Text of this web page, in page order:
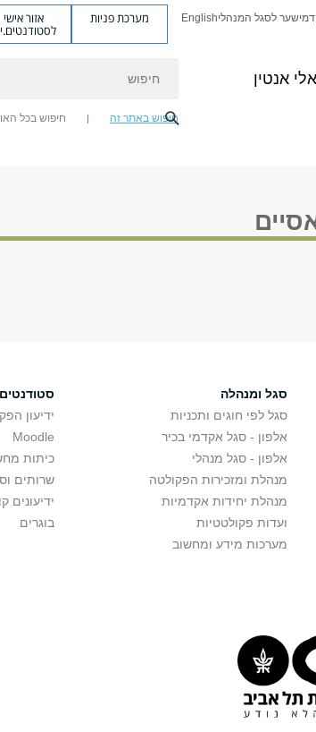
אנטין
שער לסגל המנהליEnglish מערכת פניות אזור אישי
חיפוש באתר זה חיפוש בכל
סגל ומנהלה
סגל לפי חוגים ותכניות
אלפון - סגל אקדמי בכיר
אלפון - סגל מנהלי
מנהלת ומזכירות הפקולטה
מנהלת יחידות אקדמיות
ועדות פקולטטיות
מערכות מידע ומחשוב
סטודנטים
ידיעון
Moodle
כיתות
שרותים
ידיעונים
בוגרים